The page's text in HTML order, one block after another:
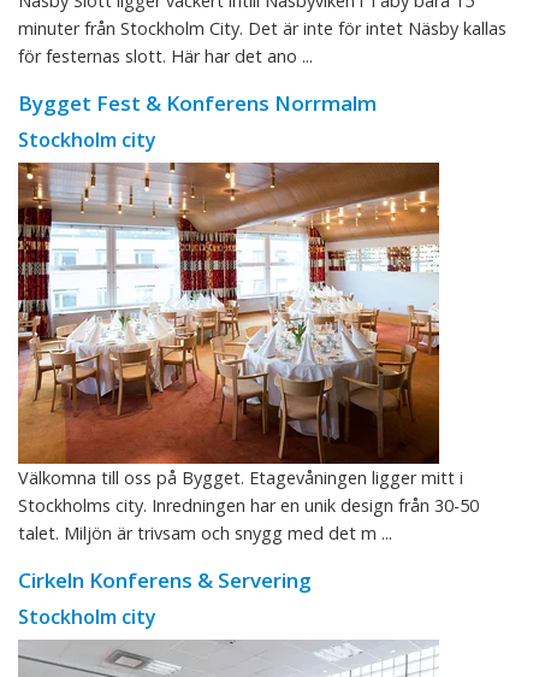
minuter från Stockholm City. Det är inte för intet Näsby kallas
för festernas slott. Här har det ano ...
Bygget Fest & Konferens Norrmalm
Stockholm city
Välkomna till oss på Bygget. Etagevåningen ligger mitt i
Stockholms city. Inredningen har en unik design från 30-50
talet. Miljön är trivsam och snygg med det m ...
Cirkeln Konferens & Servering
Stockholm city